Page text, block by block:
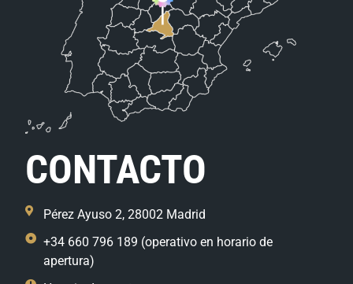
CONTACTO
Pérez Ayuso 2, 28002 Madrid
+34 660 796 189 (operativo en horario de
apertura)